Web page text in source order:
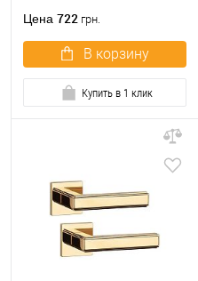
Цена 722 грн.
В корзину
Купить в 1 клик